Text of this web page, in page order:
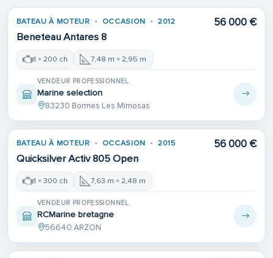
BATEAU À MOTEUR OCCASION 2012
Beneteau Antares 8
56 000 €
1 × 200 ch 7,48 m × 2,95 m
VENDEUR PROFESSIONNEL
Marine selection
83230 Bormes Les Mimosas
BATEAU À MOTEUR OCCASION 2015
Quicksilver Activ 805 Open
56 000 €
1 × 300 ch 7,63 m × 2,48 m
VENDEUR PROFESSIONNEL
RCMarine bretagne
56640 ARZON